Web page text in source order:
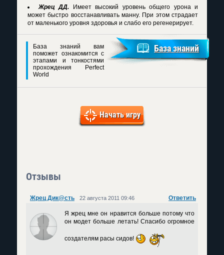
Жрец ДД. Имеет высокий уровень общего урона и
может быстро восстанавливать манну. При этом страдает
от маленького уровня здоровья и слабо его регенерирует.
База знаний вам
поможет ознакомится с
этапами и тонкостями
прохождения Perfect
World
База знаний
Начать игру
Отзывы
Жрец Дик@сть Ответить
22 августа 2011 09:46
Я жрец мне он нравится больше потому что
он модет больше летать! Спасибо огромное
создателям расы сидов!